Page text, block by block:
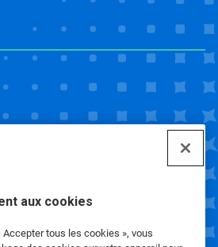
aux cookies
Accepter tous les cookies », vous